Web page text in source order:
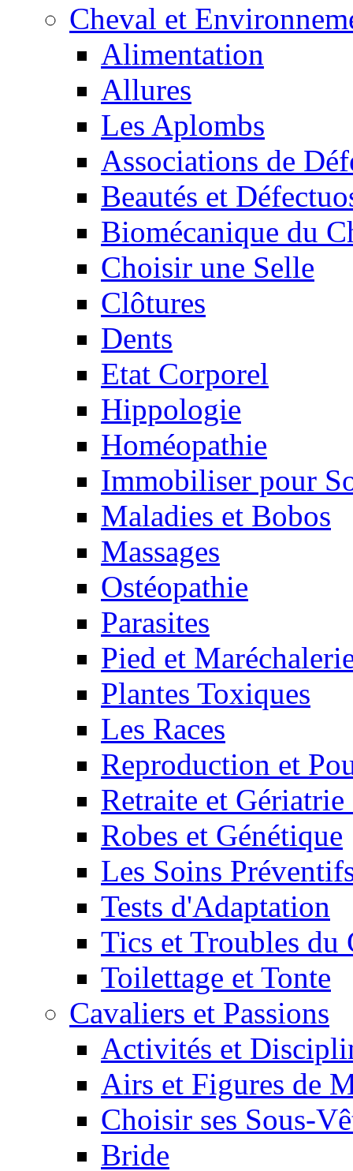
Cheval et
Alimentation
Allures
Les Aplombs
Associations de
Beautés et
Biomécanique du
Choisir une Selle
Clôtures
Dents
Etat Corporel
Hippologie
Homéopathie
Immobiliser pour
Maladies et Bobos
Massages
Ostéopathie
Parasites
Pied et
Plantes Toxiques
Les Races
Reproduction et
Retraite et
Robes et Génétique
Les Soins
Tests d'Adaptation
Tics et Troubles du
Toilettage et Tonte
Cavaliers et Passions
Activités et
Airs et Figures de
Choisir ses Sous-
Bride